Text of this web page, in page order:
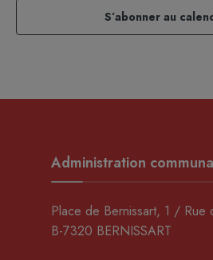
S’abonner au
Administration
Place de Bernissart, 1 / Rue
B-7320 BERNISSART